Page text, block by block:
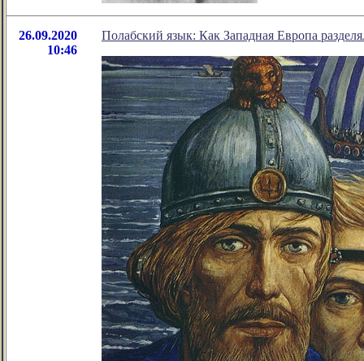
26.09.2020
10:46
Полабский язык: Как Западная Европа